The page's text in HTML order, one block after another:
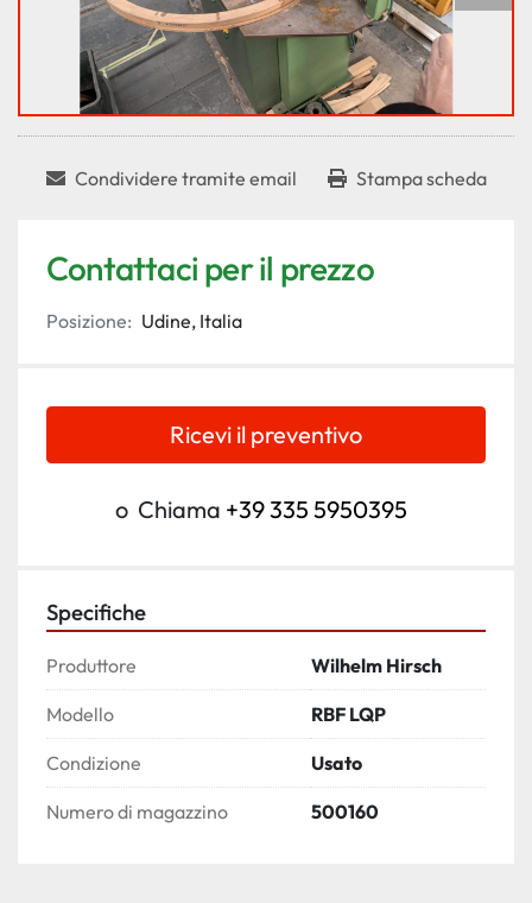
Condividere tramite email Stampa scheda
Contattaci per il prezzo
Posizione: Udine, Italia
Ricevi il preventivo
o Chiama +39 335 5950395
Specifiche
Produttore Wilhelm Hirsch
Modello RBF LQP
Condizione Usato
Numero di magazzino 500160